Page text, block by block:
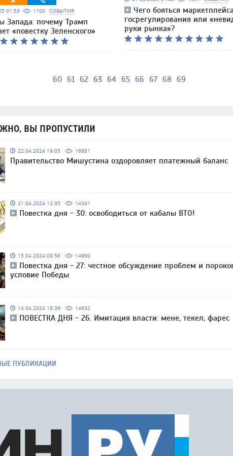
01:53 1100 СОБЫТИЯ
Запада: почему Трамп
«повестку Зеленского»
Чего бояться
госрегулирования или
руки рынка»?
60 61 62 63 64 65 66 67 68 69
ВЫ ПРОПУСТИЛИ
22.04.2024 19:05 16881
Правительство Мишустина оздоровляет платежный баланс
21.04.2024 12:35 14341
Повестка дня - 30: освободиться от кабалы ВТО!
15.04.2024 09:58 14960
Повестка дня - 27: честное обсуждение проблем и
условие Победы
14.04.2024 18:39 14632
ПОВЕСТКА ДНЯ - 26. Имитация власти: мене, текел, фарес
ПУБЛИКАЦИИ